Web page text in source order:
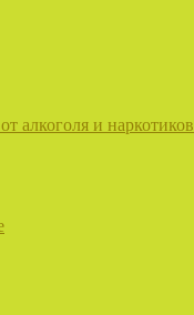
алкоголя и наркотиков